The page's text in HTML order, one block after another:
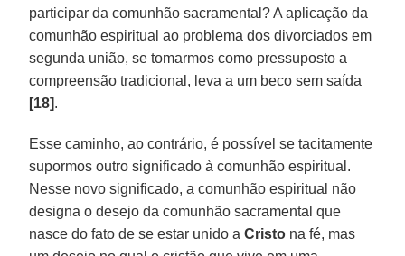
participar da comunhão sacramental? A aplicação da
comunhão espiritual ao problema dos divorciados em
segunda união, se tomarmos como pressuposto a
compreensão tradicional, leva a um beco sem saída
[18].
Esse caminho, ao contrário, é possível se tacitamente
supormos outro significado à comunhão espiritual.
Nesse novo significado, a comunhão espiritual não
designa o desejo da comunhão sacramental que
nasce do fato de se estar unido aCristo na fé, mas